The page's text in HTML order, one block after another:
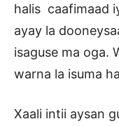
halis caafimaad
ayay la
isaguse ma oga.
warna la isuma
Xaali intii aysan